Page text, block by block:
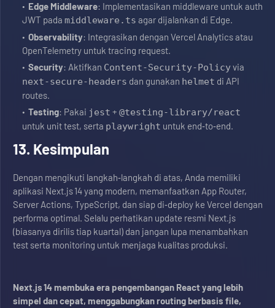
Edge Middleware: Implementasikan middleware untuk auth
JWT pada middleware.ts agar dijalankan di Edge.
Observability: Integrasikan dengan Vercel Analytics atau
OpenTelemetry untuk tracing request.
Security: Aktifkan Content‑Security‑Policyvia
next‑secure‑headers dan gunakan helmet di API
routes.
Testing: Pakai jest + @testing-library/react
untuk unit test, serta playwright untuk end‑to‑end.
13. Kesimpulan
Dengan mengikuti langkah‑langkah di atas, Anda memiliki
aplikasi Next.js 14 yang modern, memanfaatkan App Router,
Server Actions, TypeScript, dan siap di‑deploy ke Vercel dengan
performa optimal. Selalu perhatikan update resmi Next.js
(biasanya dirilis tiap kuartal) dan jangan lupa menambahkan
test serta monitoring untuk menjaga kualitas produksi.
Next.js 14 membuka era pengembangan React yang lebih
simpel dan cepat, menggabungkan routing berbasis file,